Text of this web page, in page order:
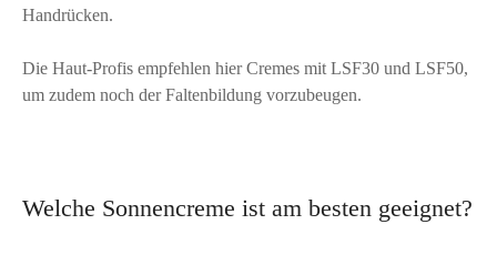
Handrücken.
Die Haut-Profis empfehlen hier Cremes mit LSF30 und LSF50,
um zudem noch der Faltenbildung vorzubeugen.
Welche Sonnencreme ist am besten geeignet?